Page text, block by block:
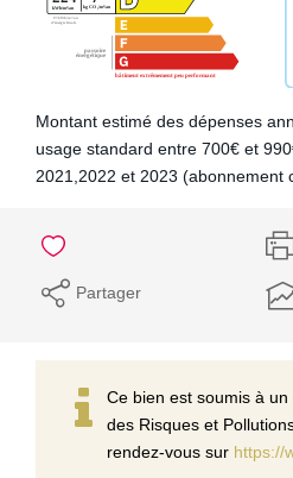
Montant estimé des dépenses
usage standard entre 700€ et
2021,2022 et 2023 (abonnement
Partager
Ce bien est soumis à
des Risques et
rendez-vous sur https://